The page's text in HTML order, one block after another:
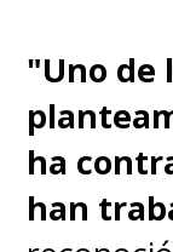
"Uno de
ha
han